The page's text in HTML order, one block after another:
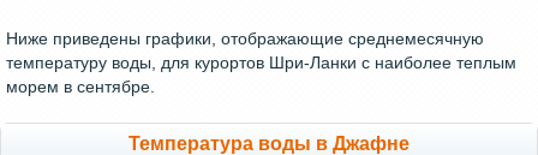
Ниже приведены графики, отображающие среднемесячную
температуру воды, для курортов Шри-Ланки с наиболее теплым
морем в сентябре.
Температура воды в Джафне